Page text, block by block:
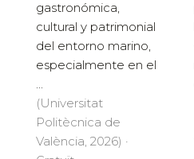
gastronómica,
cultural y patrimonial
del entorno marino,
especialmente en el
...
(Universitat
Politècnica de
València, 2026) ·